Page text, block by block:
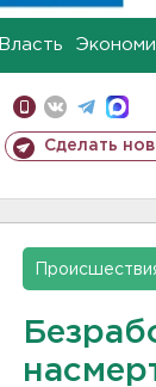
Власть
Сделать